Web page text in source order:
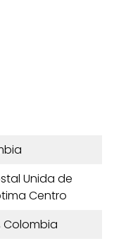
Unida de
Centro
Colombia